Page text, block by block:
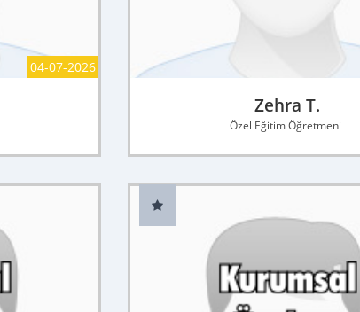
04-07-2026
Zehra T.
Özel Eğitim Öğretmeni